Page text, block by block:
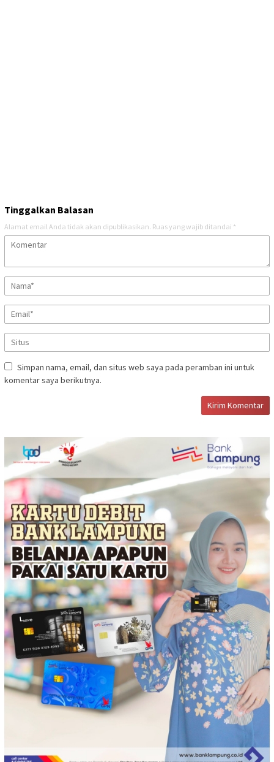
Tinggalkan Balasan
Alamat email Anda tidak akan dipublikasikan. Ruas yang wajib ditandai *
Simpan nama, email, dan situs web saya pada peramban ini untuk
komentar saya berikutnya.